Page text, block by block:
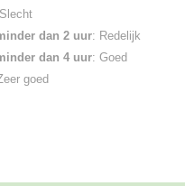
dan 2 uur: Redelijk
dan 4 uur: Goed
goed